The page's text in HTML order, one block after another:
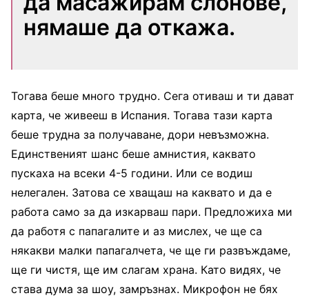
нямаше да откажа.
Тогава беше много трудно. Сега отиваш и ти дават
карта, че живееш в Испания. Тогава тази карта
беше трудна за получаване, дори невъзможна.
Единственият шанс беше амнистия, каквато
пускаха на всеки 4-5 години. Или се водиш
нелегален. Затова се хващаш на каквато и да е
работа само за да изкарваш пари. Предложиха ми
да работя с папагалите и аз мислех, че ще са
някакви малки папагалчета, че ще ги развъждаме,
ще ги чистя, ще им слагам храна. Като видях, че
става дума за шоу, замръзнах. Микрофон не бях